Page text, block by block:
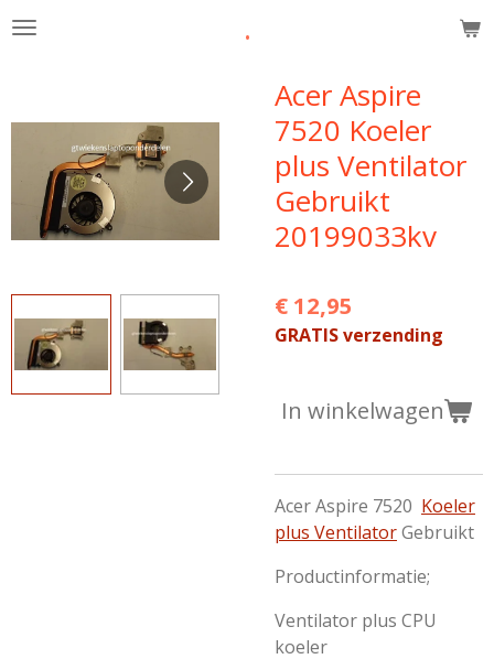
Ga
hoofdinhoud
.
Acer Aspire
7520 Koeler
plus Ventilator
Gebruikt
20199033kv
€ 12,95
GRATIS verzending
In winkelwagen
Acer Aspire 7520 Koeler
plus VentilatorGebruikt
Productinformatie;
Ventilator plus CPU
koeler